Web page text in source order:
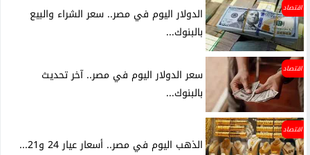
اقتصاد
الدولار اليوم في مصر.. سعر الشراء والبيع
بالبنوك...
اقتصاد
سعر الدولار اليوم في مصر.. آخر تحديث
بالبنوك...
اقتصاد
الذهب اليوم في مصر.. أسعار عيار 24 و21...